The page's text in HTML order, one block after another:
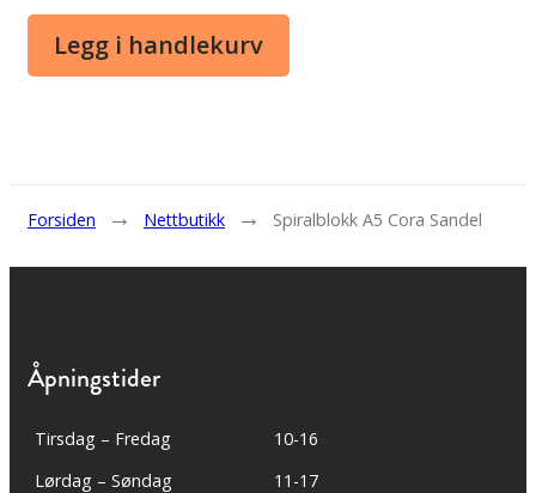
Legg i handlekurv
Forsiden → Nettbutikk → Spiralblokk A5 Cora Sandel
Åpningstider
Tirsdag – Fredag
10-16
Lørdag – Søndag
11-17